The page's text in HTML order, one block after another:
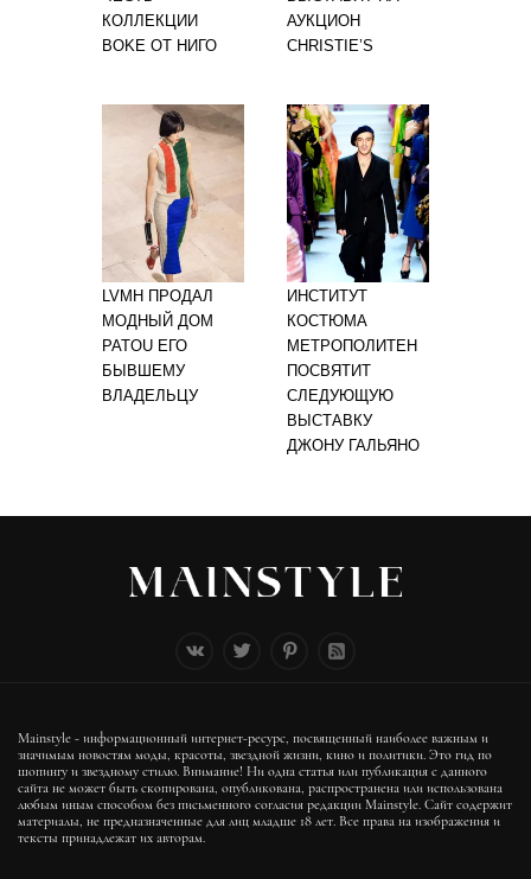
КОЛЛЕКЦИИ
BOKE ОТ НИГО
АУКЦИОН
CHRISTIE’S
LVMH ПРОДАЛ
МОДНЫЙ ДОМ
PATOU ЕГО
БЫВШЕМУ
ВЛАДЕЛЬЦУ
ИНСТИТУТ
КОСТЮМА
МЕТРОПОЛИТЕН
ПОСВЯТИТ
СЛЕДУЮЩУЮ
ВЫСТАВКУ
ДЖОНУ ГАЛЬЯНО
Mainstyle - информационный интернет-ресурс, посвященный наиболее важным и
значимым новостям моды, красоты, звездной жизни, кино и политики. Это гид по
шопингу и звездному стилю. Внимание! Ни одна статья или публикация с данного
сайта не может быть скопирована, опубликована, распространена или использована
любым иным способом без письменного согласия редакции Mainstyle. Сайт содержит
материалы, не предназначенные для лиц младше 18 лет. Все права на изображения и
тексты принадлежат их авторам.